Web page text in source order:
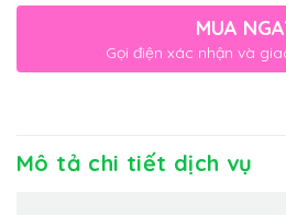
MUA
Gọi điện xác nhận và
Mô tả chi tiết dịch vụ